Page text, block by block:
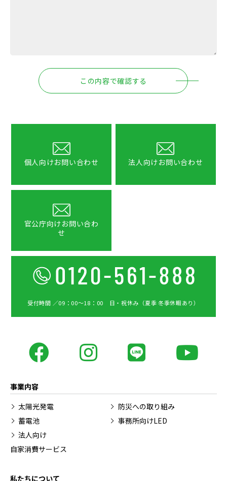
この内容で確認する
個人向けお問い合わせ 法人向けお問い合わせ
官公庁向けお問い合わ
せ
受付時間 ／09：00〜18：00 日・祝休み（夏季 冬季休暇あり）
事業内容
太陽光発電
防災への取り組み
蓄電池
事務所向けLED
法人向け
自家消費サービス
私たちについて